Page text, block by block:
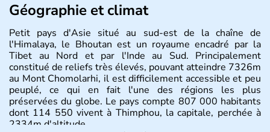
Géographie et climat
Petit pays d'Asie situé au sud-est de la chaîne de
l'Himalaya, le Bhoutan est un royaume encadré par la
Tibet au Nord et par l'Inde au Sud. Principalement
constitué de reliefs très élevés, pouvant atteindre 7326m
au Mont Chomolarhi, il est difficilement accessible et peu
peuplé, ce qui en fait l'une des régions les plus
préservées du globe. Le pays compte 807 000 habitants
dont 114 550 vivent à Thimphou, la capitale, perchée à
2334m d'altitude.